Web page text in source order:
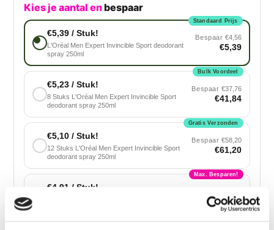
Kies je aantal enbespaar
Standaard Prijs
€5,39 / Stuk!
L'Oréal Men Expert Invincible Sport deodorant
spray 250ml
Bespaar €4,56
€5,39
Bulk Voordeel
€5,23 / Stuk!
8 Stuks L'Oréal Men Expert Invincible Sport
deodorant spray 250ml
Bespaar €37,76
€41,84
Gratis Verzonden
€5,10 / Stuk!
12 Stuks L'Oréal Men Expert Invincible Sport
deodorant spray 250ml
Bespaar €58,20
€61,20
Max. Besparen!
€4,91 / Stuk!
€88,38